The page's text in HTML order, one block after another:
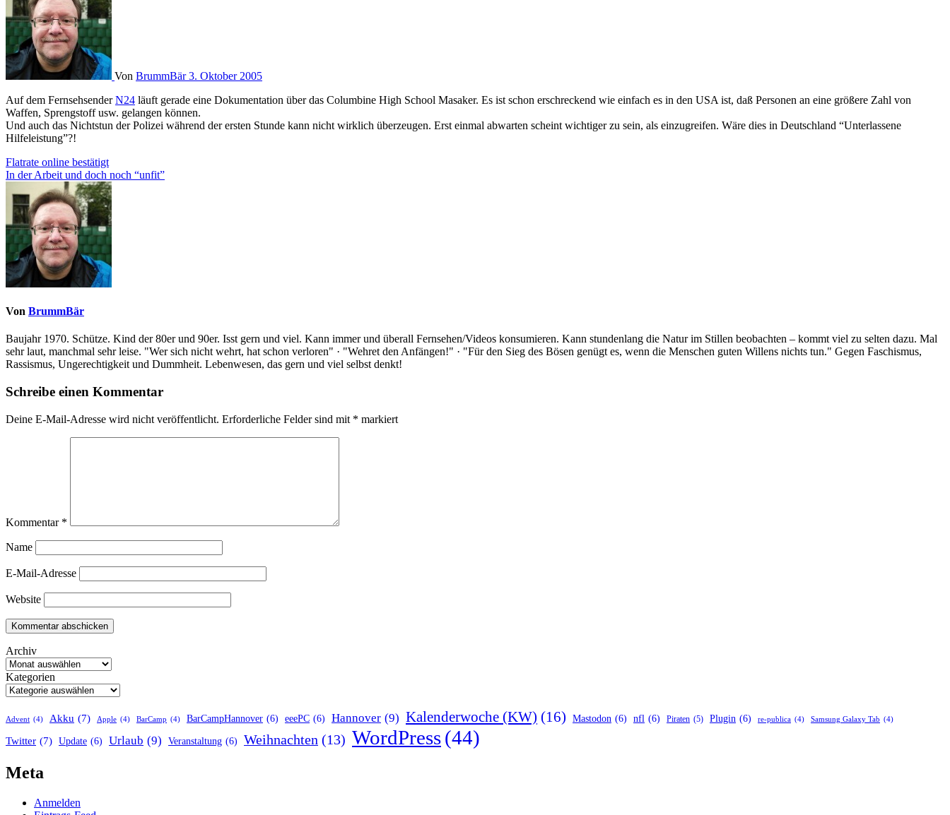
Von BrummBär3. Oktober 2005
Auf dem FernsehsenderN24 läuft gerade eine Dokumentation über das Columbine High School Masaker. Es ist schon erschreckend wie einfach es in den USA ist, daß Personen an eine größere Zahl von
Waffen, Sprengstoff usw. gelangen können.
Und auch das Nichtstun der Polizei während der ersten Stunde kann nicht wirklich überzeugen. Erst einmal abwarten scheint wichtiger zu sein, als einzugreifen. Wäre dies in Deutschland “Unterlassene
Hilfeleistung”?!
Beitragsnavigation
Flatrate online bestätigt
In der Arbeit und doch noch “unfit”
Von BrummBär
Baujahr 1970. Schütze. Kind der 80er und 90er. Isst gern und viel. Kann immer und überall Fernsehen/Videos konsumieren. Kann stundenlang die Natur im Stillen beobachten – kommt viel zu selten dazu. Mal
sehr laut, manchmal sehr leise. "Wer sich nicht wehrt, hat schon verloren" · "Wehret den Anfängen!" · "Für den Sieg des Bösen genügt es, wenn die Menschen guten Willens nichts tun." Gegen Faschismus,
Rassismus, Ungerechtigkeit und Dummheit. Lebenwesen, das gern und viel selbst denkt!
Schreibe einen Kommentar
Deine E-Mail-Adresse wird nicht veröffentlicht. Erforderliche Felder sind mit * markiert
Kommentar *
Name
E-Mail-Adresse
Website
Archiv
Kategorien
Advent (4) Akku (7) Apple (4) BarCamp (4) BarCampHannover (6) eeePC (6) Hannover (9) Kalenderwoche (KW) (16) Mastodon (6) nfl (6) Piraten (5) Plugin (6) re-publica (4) Samsung Galaxy Tab (4)
Twitter (7) Update (6) Urlaub (9) Veranstaltung (6) Weihnachten (13) WordPress(44)
Meta
Anmelden